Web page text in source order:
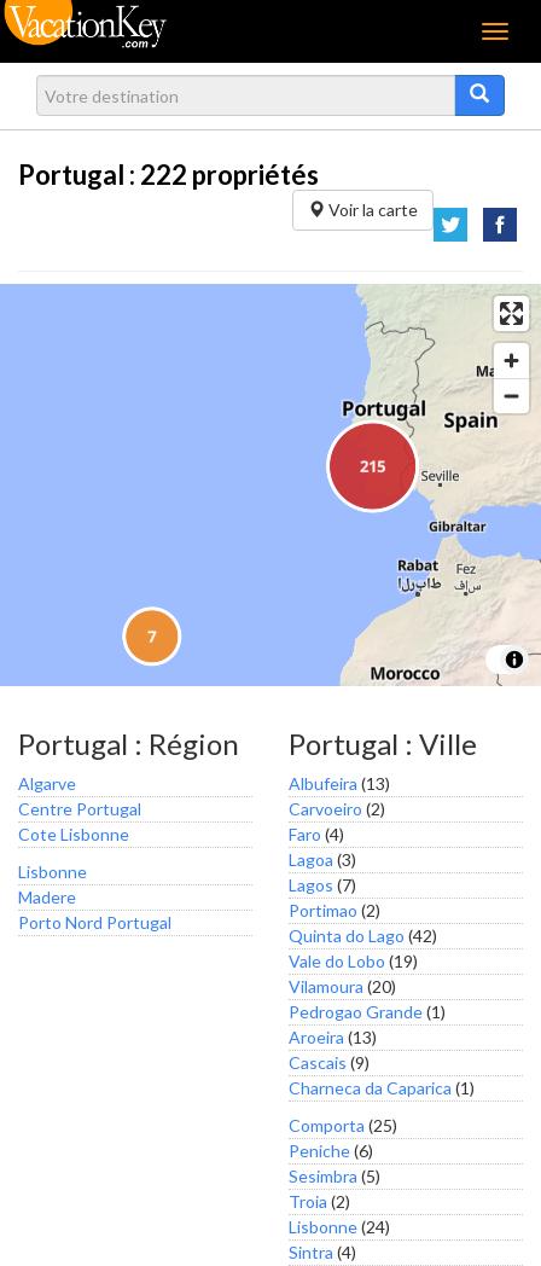
Menu
Portugal : 222 propriétés
Voir la carte
Portugal : Région
Algarve
Centre Portugal
Cote Lisbonne
Lisbonne
Madere
Porto Nord Portugal
Portugal : Ville
Albufeira (13)
Carvoeiro (2)
Faro (4)
Lagoa (3)
Lagos (7)
Portimao (2)
Quinta do Lago (42)
Vale do Lobo (19)
Vilamoura (20)
Pedrogao Grande(1)
Aroeira (13)
Cascais (9)
Charneca da Caparica (1)
Comporta (25)
Peniche(6)
Sesimbra (5)
Troia (2)
Lisbonne(24)
Sintra (4)